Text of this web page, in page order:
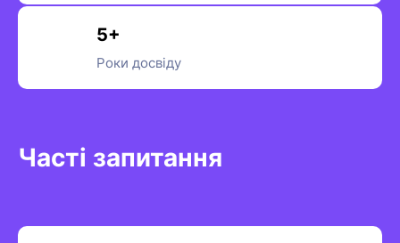
5+
Роки досвіду
Часті запитання